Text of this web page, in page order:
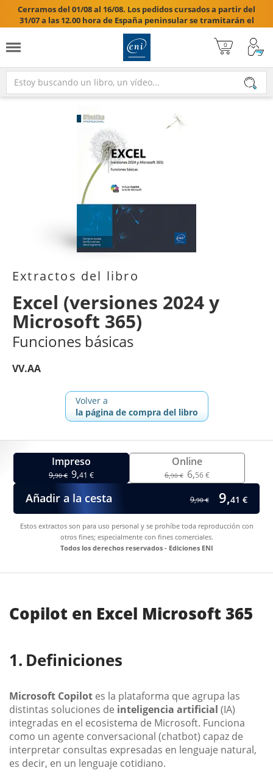
Cerramos del 01/08 al 16/08. Los pedidos cursados a partir del
31/07 a las 12.00 hora de España peninsular se tramitarán el
17/08/2026.

Extractos del libro
Excel (versiones 2024 y
Microsoft 365)
Funciones básicas
VV.AA
Volver a
la página de compra del libro
Impreso
9,90 € 9,41 €
Online
6,90 € 6,56 €
Añadir a la cesta 9,90 € 9,41 €
Estos extractos son para uso personal y se prohíbe toda reproducción con
otros fines; especialmente con fines comerciales.
Todos los derechos reservados - Ediciones ENI
Copilot en Excel Microsoft 365
Definiciones
Microsoft Copilot es la plataforma que agrupa las
distintas soluciones de inteligencia artificial (IA)
integradas en el ecosistema de Microsoft. Funciona
como un agente conversacional (chatbot) capaz de
interpretar consultas expresadas en lenguaje natural,
es decir, en un lenguaje cotidiano.